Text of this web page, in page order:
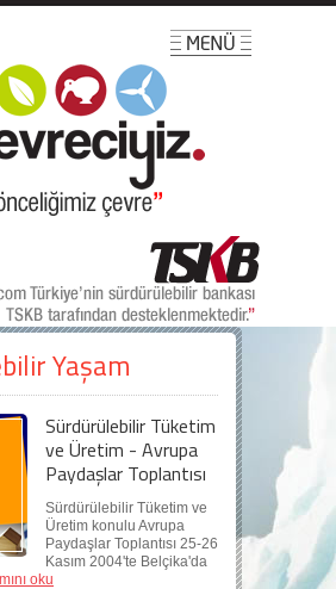
Yaşam
Sürdürülebilir Tüketim
ve Üretim - Avrupa
Paydaşlar Toplantısı
Sürdürülebilir Tüketim ve
Üretim konulu Avrupa
Paydaşlar Toplantısı 25-26
Kasım 2004'te Belçika'da
oku